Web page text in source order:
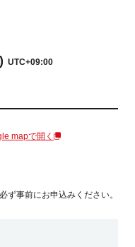
UTC+09:00
mapで開く
ず事前にお申込みください。